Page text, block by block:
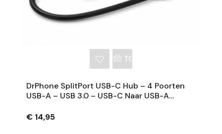
TOEVOEGEN AAN
DrPhone SplitPort USB-C Hub – 4 Poorten
USB-A – USB 3.0 – USB-C Naar USB-A
€ 14,95